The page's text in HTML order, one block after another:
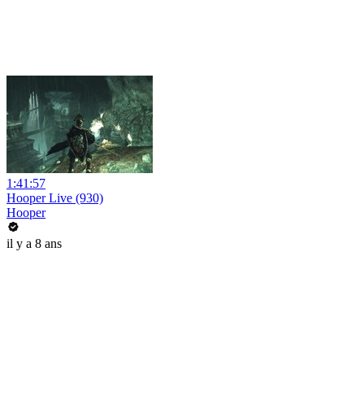
1:41:57
Hooper Live (930)
Hooper
il y a 8 ans